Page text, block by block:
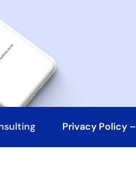
Privacy Policy–